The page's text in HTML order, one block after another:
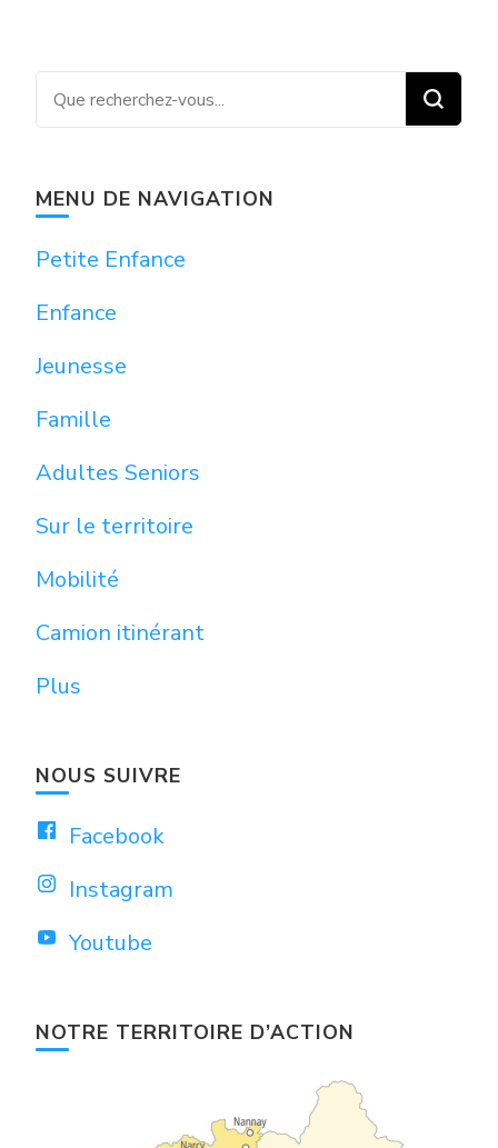
Vous recherchiez quelque
chose ?
MENU DE NAVIGATION
Petite Enfance
Enfance
Jeunesse
Famille
Adultes Seniors
Sur le territoire
Mobilité
Camion itinérant
Plus
NOUS SUIVRE
Facebook
Instagram
Youtube
NOTRE TERRITOIRE D’ACTION